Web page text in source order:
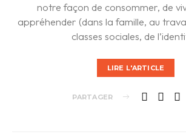
notre façon de consommer, de
appréhender (dans la famille, au
classes sociales, de
LIRE L'ARTICLE
PARTAGER